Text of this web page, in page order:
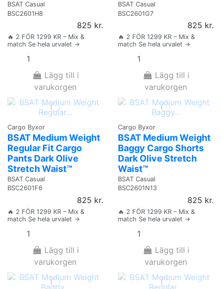
BSAT Casual
BSC2601H8
825 kr.
🔥 2 FÖR 1299 KR – Mix &
match Se hela urvalet →
Lägg till i
varukorgen
BSAT Casual
BSC2601G7
825 kr.
🔥 2 FÖR 1299 KR – Mix &
match Se hela urvalet →
Lägg till i
varukorgen
Cargo Byxor
BSAT Medium Weight
Regular Fit Cargo
Pants Dark Olive
Stretch Waist™
BSAT Casual
BSC2601F6
825 kr.
🔥 2 FÖR 1299 KR – Mix &
match Se hela urvalet →
Lägg till i
varukorgen
Cargo Byxor
BSAT Medium Weight
Baggy Cargo Shorts
Dark Olive Stretch
Waist™
BSAT Casual
BSC2601N13
825 kr.
🔥 2 FÖR 1299 KR – Mix &
match Se hela urvalet →
Lägg till i
varukorgen